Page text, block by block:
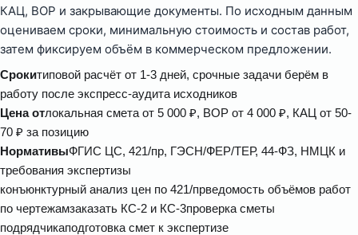
КАЦ, ВОР и закрывающие документы. По исходным данным
оцениваем сроки, минимальную стоимость и состав работ,
затем фиксируем объём в коммерческом предложении.
Срокитиповой расчёт от 1-3 дней, срочные задачи берём в
работу после экспресс-аудита исходников
Цена отлокальная смета от 5 000 ₽, ВОР от 4 000 ₽, КАЦ от 50-
70 ₽ за позицию
НормативыФГИС ЦС, 421/пр, ГЭСН/ФЕР/ТЕР, 44-ФЗ, НМЦК и
требования экспертизы
конъюнктурный анализ цен по 421/прведомость объёмов работ
по чертежамзаказать КС-2 и КС-3проверка сметы
подрядчикаподготовка смет к экспертизе